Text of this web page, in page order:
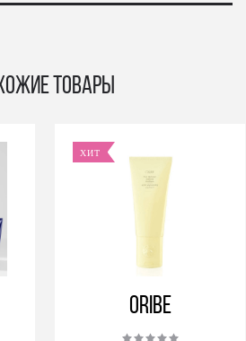
товары
ХИТ
Oribe